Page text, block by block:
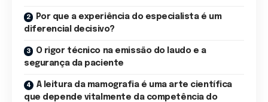
Por que a experiência do especialista é um
diferencial decisivo?
O rigor técnico na emissão do laudo e a
segurança da paciente
A leitura da mamografia é uma arte científica
que depende vitalmente da competência do